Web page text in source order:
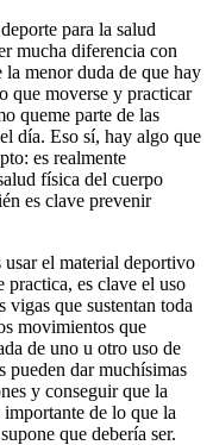
para la salud
mucha diferencia con
menor duda de que hay
que moverse y practicar
queme parte de las
día. Eso sí, hay algo que
es realmente
física del cuerpo
es clave prevenir
el material deportivo
practica, es clave el uso
vigas que sustentan toda
movimientos que
de uno u otro uso de
pueden dar muchísimas
y conseguir que la
importante de lo que la
que debería ser.